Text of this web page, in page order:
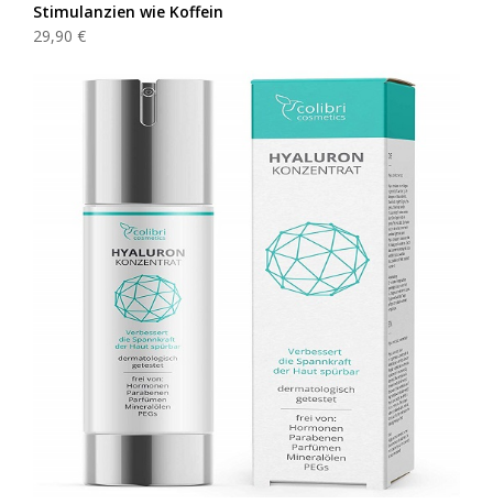
Stimulanzien wie Koffein
29,90 €